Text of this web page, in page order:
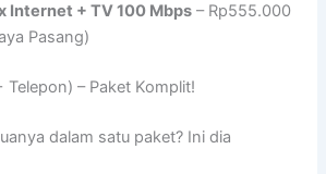
Internet + TV 100 Mbps – Rp555.000
Pasang)
– Paket Komplit!
dalam satu paket? Ini dia